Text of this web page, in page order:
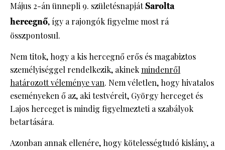
Május 2-án ünnepli 9. születésnapjátSarolta
hercegnő, így a rajongók figyelme most rá
összpontosul.
Nem titok, hogy a kis hercegnő erős és magabiztos
személyiséggel rendelkezik, akinekmindenről
határozott véleménye van. Nem véletlen, hogy hivatalos
eseményeken ő az, aki testvéreit, György herceget és
Lajos herceget is mindig figyelmezteti a szabályok
betartására.
Azonban annak ellenére, hogy kötelességtudó kislány, a